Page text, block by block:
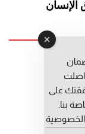
الإنسان
قبال
على
بنا.